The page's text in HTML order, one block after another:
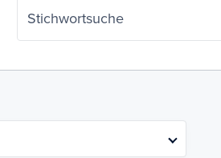
Stichwortsuche